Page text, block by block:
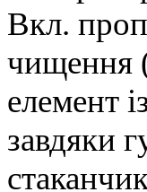
Вкл.
чищення
елемент
завдяки